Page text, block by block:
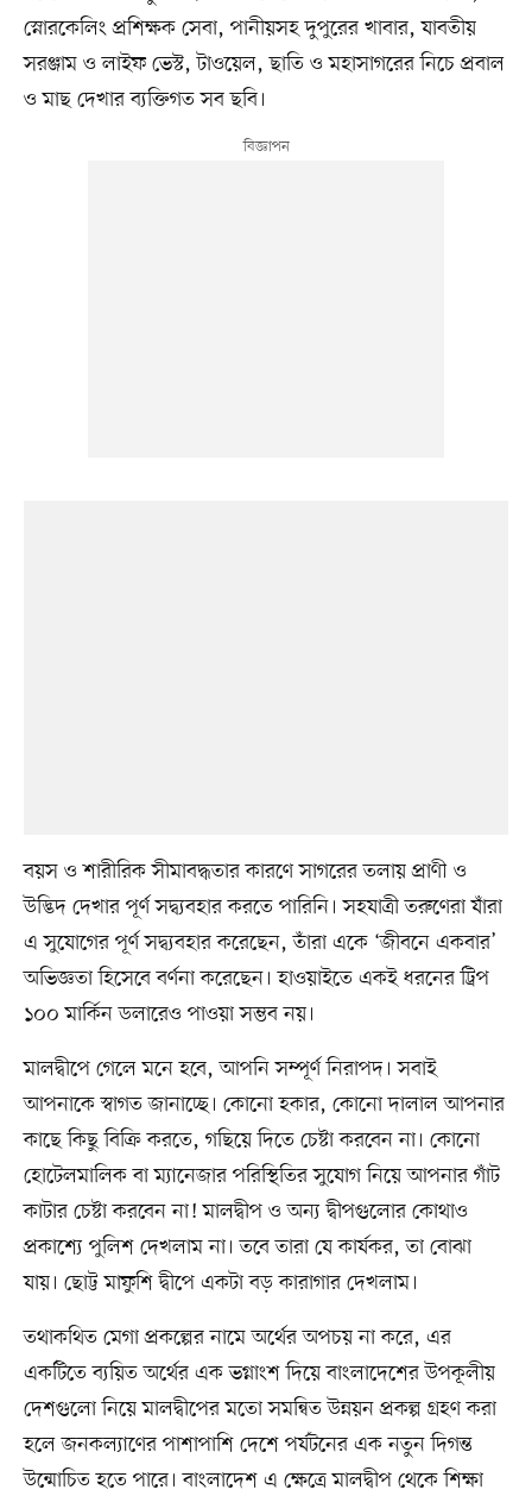
স্নোরকেলিং প্রশিক্ষক সেবা, পানীয়সহ দুপুরের খাবার, যাবতীয়
সরঞ্জাম ও লাইফ ভেস্ট, টাওয়েল, ছাতি ও মহাসাগরের নিচে প্রবাল
ও মাছ দেখার ব্যক্তিগত সব ছবি।
বয়স ও শারীরিক সীমাবদ্ধতার কারণে সাগরের তলায় প্রাণী ও
উদ্ভিদ দেখার পূর্ণ সদ্ব্যবহার করতে পারিনি। সহযাত্রী তরুণেরা যাঁরা
এ সুযোগের পূর্ণ সদ্ব্যবহার করেছেন, তাঁরা একে ‘জীবনে একবার’
অভিজ্ঞতা হিসেবে বর্ণনা করেছেন। হাওয়াইতে একই ধরনের ট্রিপ
১০০ মার্কিন ডলারেও পাওয়া সম্ভব নয়।
মালদ্বীপে গেলে মনে হবে, আপনি সম্পূর্ণ নিরাপদ। সবাই
আপনাকে স্বাগত জানাচ্ছে। কোনো হকার, কোনো দালাল আপনার
কাছে কিছু বিক্রি করতে, গছিয়ে দিতে চেষ্টা করবেন না। কোনো
হোটেলমালিক বা ম্যানেজার পরিস্থিতির সুযোগ নিয়ে আপনার গাঁট
কাটার চেষ্টা করবেন না! মালদ্বীপ ও অন্য দ্বীপগুলোর কোথাও
প্রকাশ্যে পুলিশ দেখলাম না। তবে তারা যে কার্যকর, তা বোঝা
যায়। ছোট্ট মাফুশি দ্বীপে একটা বড় কারাগার দেখলাম।
তথাকথিত মেগা প্রকল্পের নামে অর্থের অপচয় না করে, এর
একটিতে ব্যয়িত অর্থের এক ভগ্নাংশ দিয়ে বাংলাদেশের উপকূলীয়
দেশগুলো নিয়ে মালদ্বীপের মতো সমন্বিত উন্নয়ন প্রকল্প গ্রহণ করা
হলে জনকল্যাণের পাশাপাশি দেশে পর্যটনের এক নতুন দিগন্ত
উন্মোচিত হতে পারে। বাংলাদেশ এ ক্ষেত্রে মালদ্বীপ থেকে শিক্ষা